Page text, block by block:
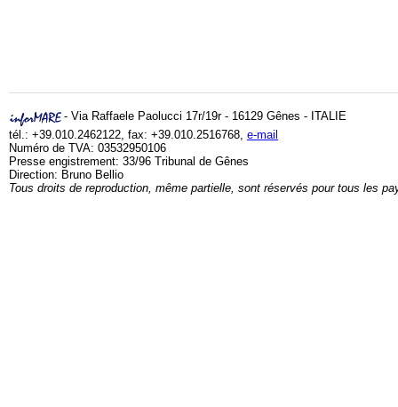
- Via Raffaele Paolucci 17r/19r - 16129 Gênes - ITALIE
tél.: +39.010.2462122, fax: +39.010.2516768, e-mail
Numéro de TVA: 03532950106
Presse engistrement: 33/96 Tribunal de Gênes
Direction: Bruno Bellio
Tous droits de reproduction, même partielle, sont réservés pour tous les